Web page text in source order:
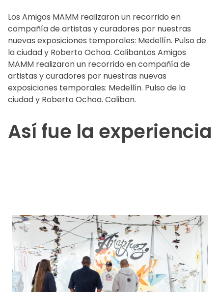
Los Amigos MAMM realizaron un recorrido en
compañía de artistas y curadores por nuestras
nuevas exposiciones temporales: Medellín. Pulso de
la ciudad y Roberto Ochoa. CalibanLos Amigos
MAMM realizaron un recorrido en compañía de
artistas y curadores por nuestras nuevas
exposiciones temporales: Medellín. Pulso de la
ciudad y Roberto Ochoa. Caliban.
Así fue la experiencia